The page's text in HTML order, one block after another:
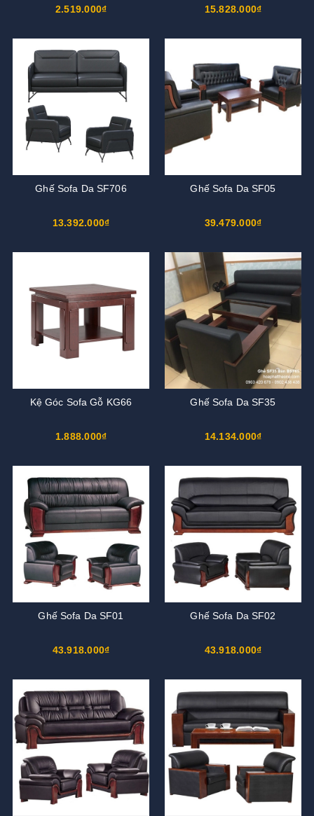
2.519.000₫ 15.828.000₫
Ghế Sofa Da SF706
13.392.000₫
Ghế Sofa Da SF05
39.479.000₫
Kệ Góc Sofa Gỗ KG66
1.888.000₫
Ghế Sofa Da SF35
14.134.000₫
Ghế Sofa Da SF01
43.918.000₫
Ghế Sofa Da SF02
43.918.000₫